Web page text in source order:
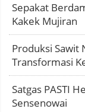
Sepakat
Kakek Mujiran
Produksi Sawit
Transformasi
Satgas PASTI
Sensenowai